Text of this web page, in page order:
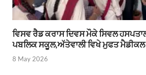
ਵਿਸਵ ਰੈਡ ਕਰਾਸ ਦਿਵਸ ਮੌਕੇ ਸਿਵਲ
ਪਬਲਿਕ ਸਕੂਲ,ਅੱਤੇਵਾਲੀ ਵਿਖੇ ਮੁਫਤ
8 May 2026